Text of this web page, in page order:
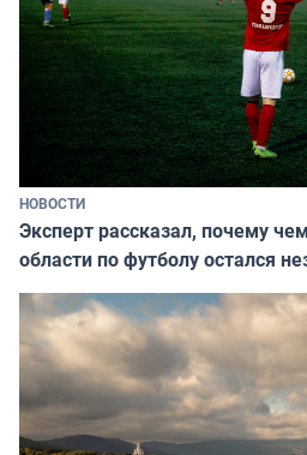
НОВОСТИ
Эксперт рассказал, почему
области по футболу остался